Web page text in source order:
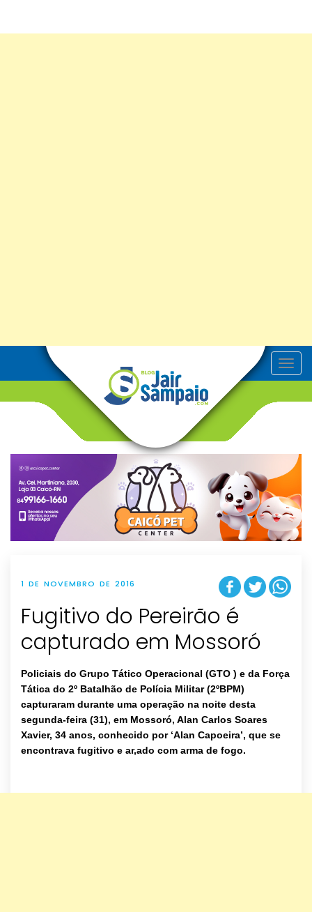
T
o
v
g
t
i
o
n
1 DE NOVEMBRO DE 2016
Fugitivo do Pereirão é
capturado em Mossoró
Policiais do Grupo Tático Operacional (GTO ) e da Força
Tática do 2º Batalhão de Polícia Militar (2ºBPM)
capturaram durante uma operação na noite desta
segunda-feira (31), em Mossoró, Alan Carlos Soares
Xavier, 34 anos, conhecido por ‘Alan Capoeira’, que se
encontrava fugitivo e ar,ado com arma de fogo.